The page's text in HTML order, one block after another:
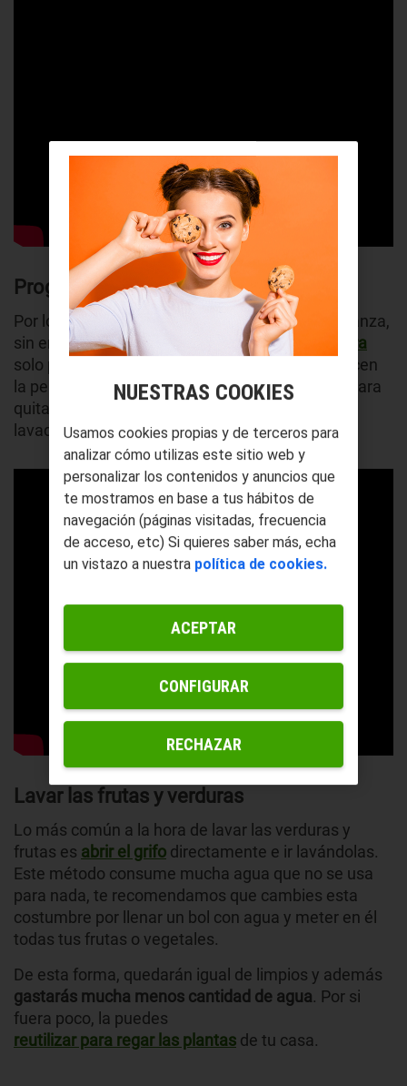
Programas cortos de lavadora
Por lo general nadie lava la ropa a la antigua usanza,
sin embargo, losprogramas largos de la lavadora
solo para cuando tu ropa está sudada, no merecen
la pena. A menos que tenga manchas fuertes, para
quitar el olor y el sudor solo necesitar el clásico
lavado rápido y en frío.
Lavar las frutas y verduras
Lo más común a la hora de lavar las verduras y
frutas es abrir el grifo directamente e ir lavándolas.
Este método consume mucha agua que no se usa
para nada, te recomendamos que cambies esta
costumbre por llenar un bol con agua y meter en él
todas tus frutas o vegetales.
De esta forma, quedarán igual de limpios y además
gastarás mucha menos cantidad de agua. Por si
fuera poco, la puedes
reutilizar para regar las plantas de tu casa.
NUESTRAS COOKIES
Usamos cookies propias y de terceros para
analizar cómo utilizas este sitio web y
personalizar los contenidos y anuncios que
te mostramos en base a tus hábitos de
navegación (páginas visitadas, frecuencia
de acceso, etc) Si quieres saber más, echa
un vistazo a nuestra política de cookies.
CONFIGURAR
RECHAZAR
ACEPTAR